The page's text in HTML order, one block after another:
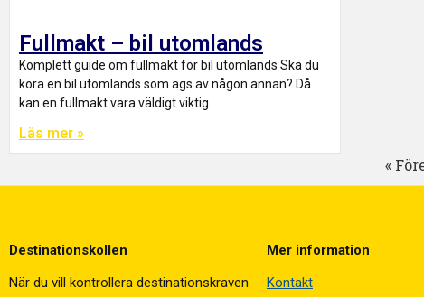
Fullmakt – bil utomlands
Komplett guide om fullmakt för bil utomlands Ska du
köra en bil utomlands som ägs av någon annan? Då
kan en fullmakt vara väldigt viktig.
Läs mer »
«
Destinationskollen
När du vill kontrollera destinationskraven
Mer information
Kontakt